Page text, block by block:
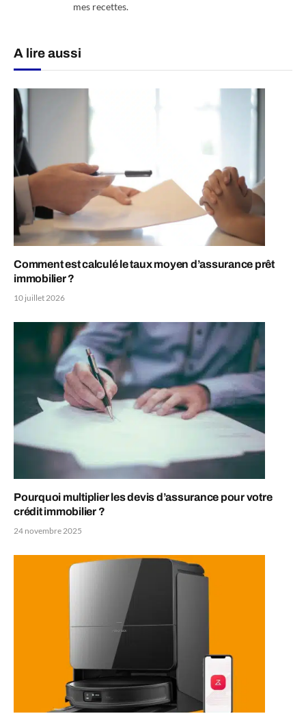
mes recettes.
A lire aussi
Comment est calculé le taux moyen d’assurance prêt
immobilier ?
10 juillet 2026
Pourquoi multiplier les devis d’assurance pour votre
crédit immobilier ?
24 novembre 2025